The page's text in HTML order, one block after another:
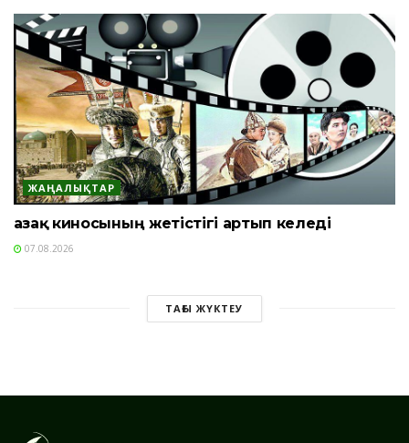
ЖАҢАЛЫҚТАР
Қазақ киносының жетістігі артып келеді
07.08.2026
ТАҒЫ ЖҮКТЕУ